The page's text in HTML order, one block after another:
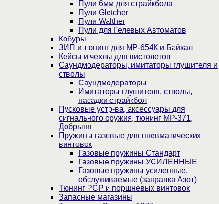
Пули 6мм для страйкбола
Пули Gletcher
Пули Walther
Пули для Гелевых Автоматов
Кобуры
ЗИП и тюнинг для МР-654К и Байкал
Кейсы и чехлы для пистолетов
Саундмодераторы, имитаторы глушителя и
стволы
Саундмодераторы
Имитаторы глушителя, стволы,
насадки страйкбол
Пусковые устр-ва, аксессуары для
сигнального оружия, тюнинг МР-371,
Добрыня
Пружины газовые для пневматических
винтовок
Газовые пружины Стандарт
Газовые пружины УСИЛЕННЫЕ
Газовые пружины усиленные,
обслуживаемые (заправка Азот)
Тюнинг PCP и поршневых винтовок
Запасные магазины